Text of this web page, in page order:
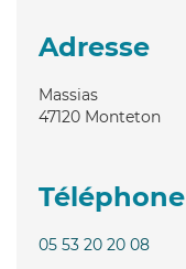
Adresse
Massias
47120 Monteton
Téléphone
05 53 20 20 08